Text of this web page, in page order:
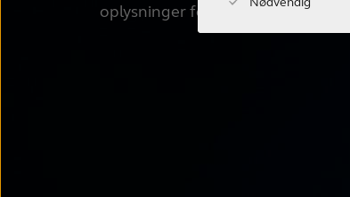
oplysninger for bedre at forstå